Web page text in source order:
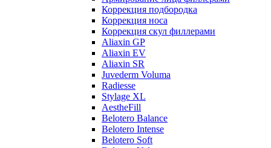
Коррекция подбородка
Коррекция носа
Коррекция скул филлерами
Aliaxin GP
Aliaxin EV
Aliaxin SR
Juvederm Voluma
Radiesse
Stylage XL
AestheFill
Belotero Balance
Belotero Intense
Belotero Soft